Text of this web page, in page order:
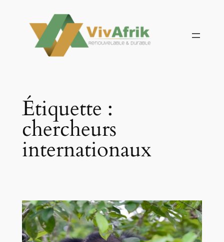
contenu
Étiquette :
chercheurs
internationaux